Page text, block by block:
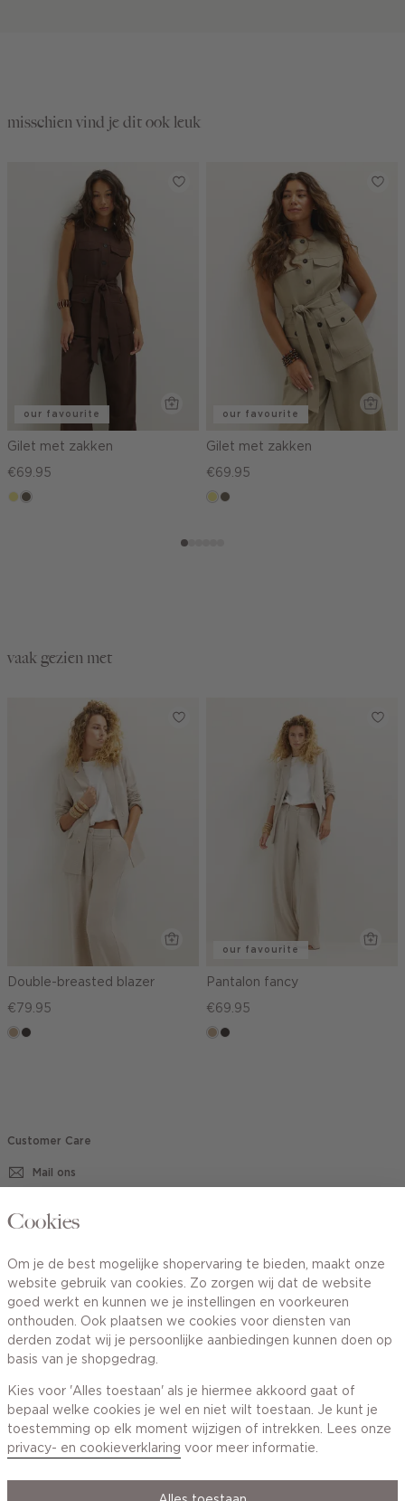
misschien vind je dit ook leuk
our favourite
Gilet met zakken
€69.95
khakimiddenbruin
our favourite
Gilet met zakken
€69.95
khakimiddenbruin
vaak gezien met
Double-breasted blazer
€79.95
zandchoco
our favourite
Pantalon fancy
€69.95
zandchoco
Customer Care
Mail ons
020 - 3412 670
Service
Wij zijn Cotton Club
Topcategorieën voor jou
Cookies
Om je de best mogelijke shopervaring te bieden, maakt onze
website gebruik van cookies. Zo zorgen wij dat de website
goed werkt en kunnen we je instellingen en voorkeuren
onthouden. Ook plaatsen we cookies voor diensten van
derden zodat wij je persoonlijke aanbiedingen kunnen doen op
basis van je shopgedrag.
Kies voor 'Alles toestaan' als je hiermee akkoord gaat of
bepaal welke cookies je wel en niet wilt toestaan. Je kunt je
toestemming op elk moment wijzigen of intrekken. Lees onze
privacy- en cookieverklaring voor meer informatie.